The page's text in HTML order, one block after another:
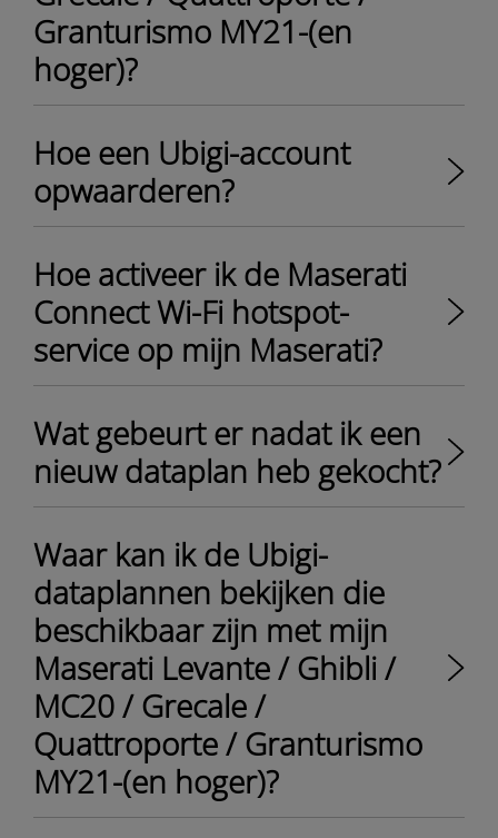
Granturismo MY21-(en
hoger)?
Hoe een Ubigi-account
opwaarderen?
Hoe activeer ik de Maserati
Connect Wi-Fi hotspot-
service op mijn Maserati?
Wat gebeurt er nadat ik een
nieuw dataplan heb gekocht?
Waar kan ik de Ubigi-
dataplannen bekijken die
beschikbaar zijn met mijn
Maserati Levante / Ghibli /
MC20 / Grecale /
Quattroporte / Granturismo
MY21-(en hoger)?